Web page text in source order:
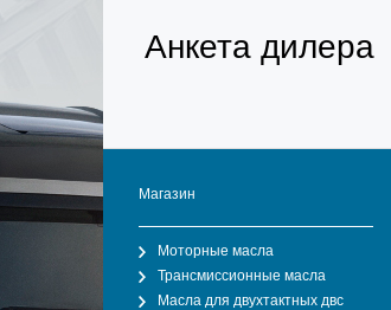
Анкета дилера
Магазин
Моторные масла
Трансмиссионные масла
Масла для двухтактных двс